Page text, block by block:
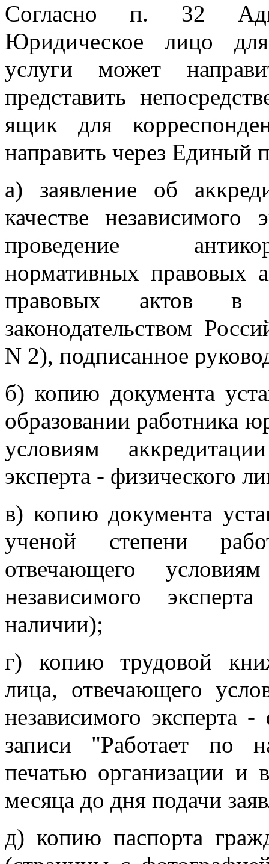
Согласно п. 32
Юридическое лицо для
услуги может
представить
ящик для
направить через Единый
а) заявление об
качестве независимого
проведение
нормативных правовых
правовых актов в
законодательством
N 2), подписанное
б) копию документа
образовании работника
условиям
эксперта - физического
в) копию документа
ученой степени
отвечающего
независимого
наличии);
г) копию трудовой
лица, отвечающего
независимого эксперта
записи "Работает по
печатью организации и
месяца до дня подачи
д) копию паспорта